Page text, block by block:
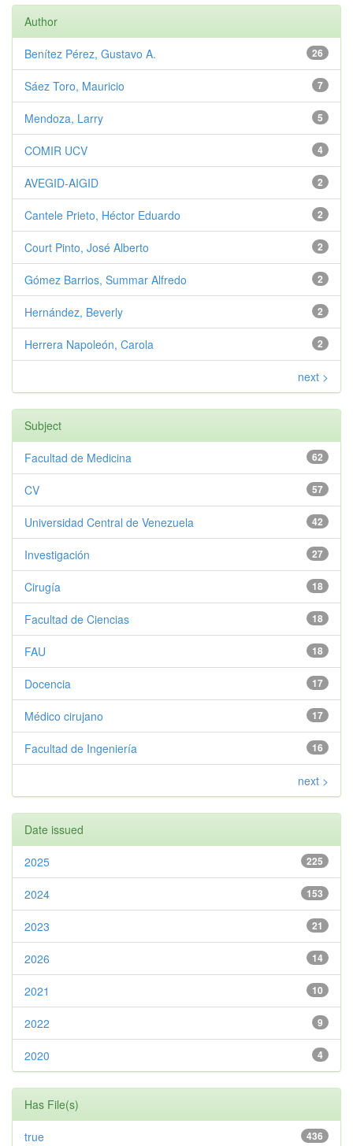
Author
26
Benítez Pérez, Gustavo A.
7
Sáez Toro, Mauricio
5
Mendoza, Larry
4
COMIR UCV
2
AVEGID-AIGID
2
Cantele Prieto, Héctor Eduardo
2
Court Pinto, José Alberto
2
Gómez Barrios, Summar Alfredo
2
Hernández, Beverly
2
Herrera Napoleón, Carola
next >
Subject
62
Facultad de Medicina
57
CV
42
Universidad Central de Venezuela
27
Investigación
18
Cirugía
18
Facultad de Ciencias
18
FAU
17
Docencia
17
Médico cirujano
16
Facultad de Ingeniería
next >
Date issued
225
2025
153
2024
21
2023
14
2026
10
2021
9
2022
4
2020
Has File(s)
436
true